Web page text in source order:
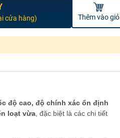
cửa hàng) Thêm vào giỏ
độ cao, độ chính xác ổn định
loạt vừa , đặc biệt là các chi tiết